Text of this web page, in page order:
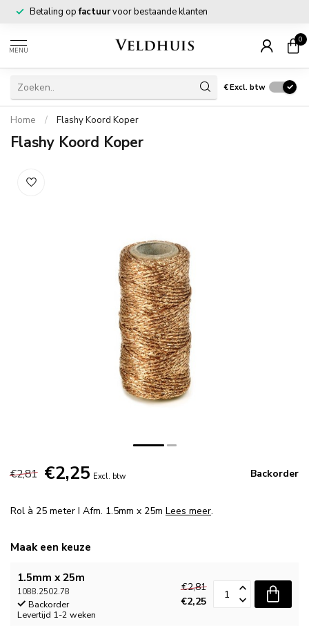
Betaling opfactuurvoor bestaande klanten
MENU
0
€Excl. btw
Home / Flashy Koord Koper
Flashy Koord Koper
€2,81 €2,25 Excl. btw Backorder
Rol à 25 meter I Afm. 1.5mm x 25m Lees meer.
Maak een keuze
1.5mm x 25m
1088.2502.78
Backorder
Levertijd 1-2 weken
€2,81
€2,25